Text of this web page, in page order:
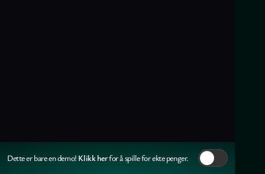
Dette er bare en demo! Klikk herfor å spille for ekte penger.